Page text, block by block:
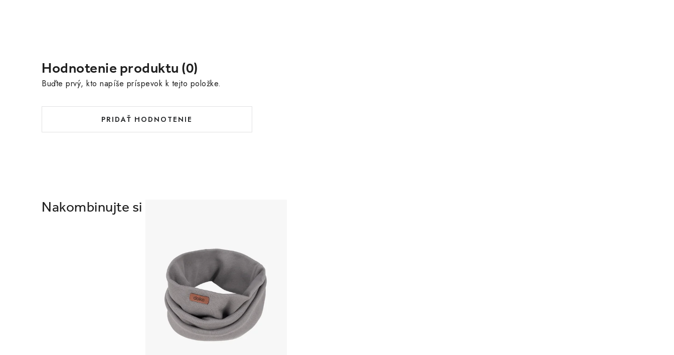
Hodnotenie produktu (0)
Buďte prvý, kto napíše príspevok k tejto položke.
PRIDAŤ HODNOTENIE